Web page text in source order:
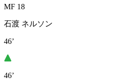
MF 18
石渡 ネルソン
46’
46’